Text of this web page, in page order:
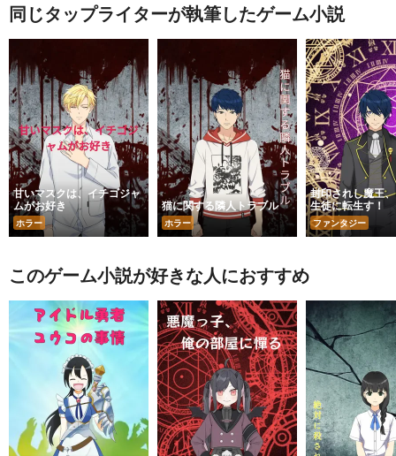
同じタップライターが執筆したゲーム小説
甘いマスクは、イチゴジャ
ムがお好き
ホラー
猫に関する隣人トラブル
ホラー
封印されし魔王
生徒に転生す！
ファンタジー
このゲーム小説が好きな人におすすめ